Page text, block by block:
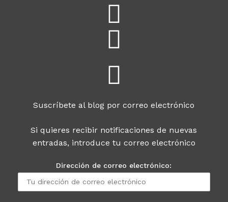
Suscríbete al blog por correo electrónico
Si quieres recibir notificaciones de nuevas
entradas, introduce tu correo electrónico
Dirección de correo electrónico: